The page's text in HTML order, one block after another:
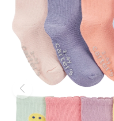
Peques
Calzado
Club
Carter
OUTLET
Skip-